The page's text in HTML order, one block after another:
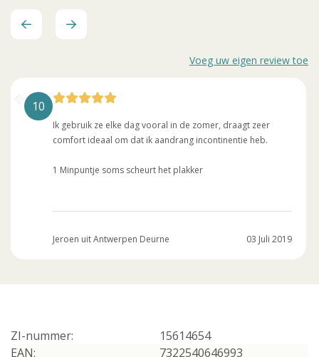
Voeg uw eigen review toe
10
Ik gebruik ze elke dag vooral in de zomer, draagt zeer
comfort ideaal om dat ik aandrang incontinentie heb.
1 Minpuntje soms scheurt het plakker
Jeroen uit Antwerpen Deurne 03 Juli 2019
ZI-nummer:
15614654
EAN:
7322540646993